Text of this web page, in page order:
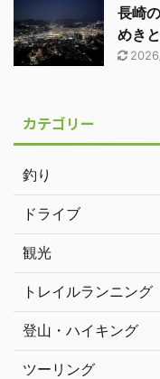
長崎
めき
カテゴリー
釣り
ドライブ
観光
トレイルランニング
登山・ハイキング
ツーリング